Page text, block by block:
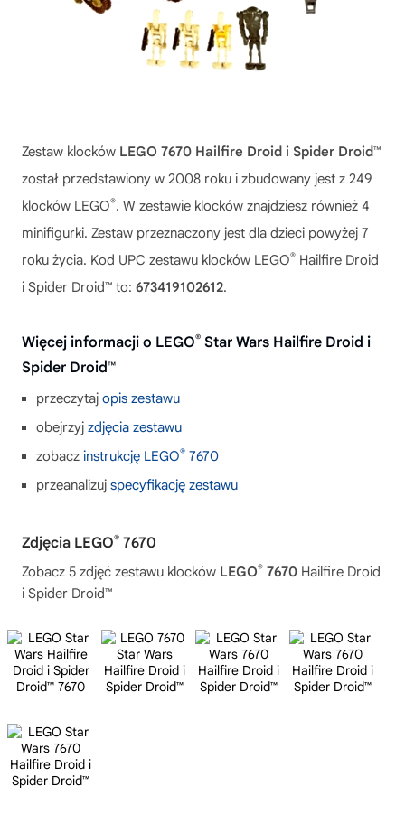
Zestaw klocków LEGO 7670 Hailfire Droid i Spider Droid™
został przedstawiony w 2008 roku i zbudowany jest z 249
klocków LEGO®. W zestawie klocków znajdziesz również 4
minifigurki. Zestaw przeznaczony jest dla dzieci powyżej 7
roku życia. Kod UPC zestawu klocków LEGO® Hailfire Droid
i Spider Droid™ to: 673419102612.
Więcej informacji o LEGO® Star Wars Hailfire Droid i
Spider Droid™
przeczytaj opis zestawu
obejrzyj zdjęcia zestawu
zobacz instrukcję LEGO® 7670
przeanalizuj specyfikację zestawu
Zdjęcia LEGO® 7670
Zobacz 5 zdjęć zestawu klocków LEGO® 7670 Hailfire Droid
i Spider Droid™